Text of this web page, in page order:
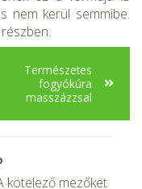
nem kerül semmibe.
Természetes
fogyókúra
masszázzsal
kötelező mezőket